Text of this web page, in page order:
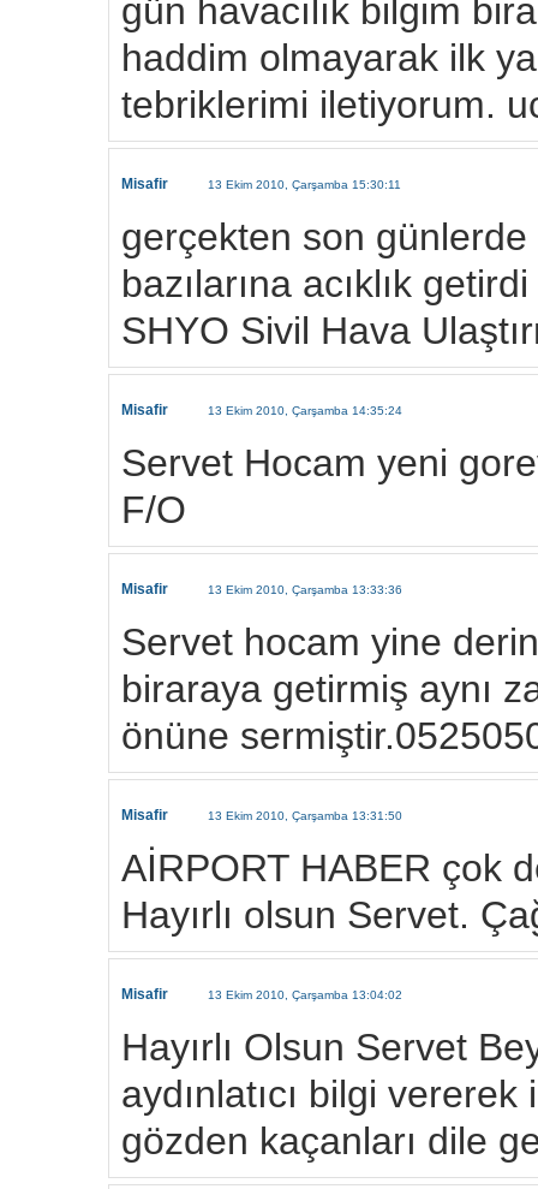
gün havacılık bilgim
haddim olmayarak ilk
tebriklerimi iletiyorum.
Misafir 13 Ekim 2010, Çarşamba 15:30:11
gerçekten son günlerde
bazılarına acıklık
SHYO Sivil Hava
Misafir 13 Ekim 2010, Çarşamba 14:35:24
Servet Hocam yeni
F/O
Misafir 13 Ekim 2010, Çarşamba 13:33:36
Servet hocam yine
biraraya getirmiş aynı
önüne
Misafir 13 Ekim 2010, Çarşamba 13:31:50
AİRPORT HABER çok
Hayırlı olsun Servet.
Misafir 13 Ekim 2010, Çarşamba 13:04:02
Hayırlı Olsun Servet
aydınlatıcı bilgi vererek
gözden kaçanları dile